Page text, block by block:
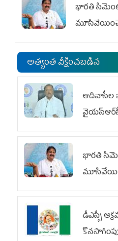
భారతి సిమెంట్
అత్యంత వీక్షించబడిన
ఆదివాసీల
భారతి
కుట్ర
డీఎస్సీ